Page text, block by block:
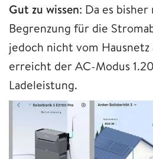
Gut zu wissen: Da es
Begrenzung für die
jedoch nicht vom
erreicht der AC-Modus
Ladeleistung.